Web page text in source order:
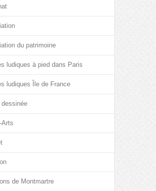
du patrimoine
ludiques à pied dans Paris
ludiques Île de France
dessinée
Arts
de Montmartre